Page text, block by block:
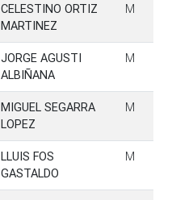
CELESTINO ORTIZ
MARTINEZ
M
JORGE AGUSTI
ALBIÑANA
M
MIGUEL SEGARRA
LOPEZ
M
LLUIS FOS
GASTALDO
M